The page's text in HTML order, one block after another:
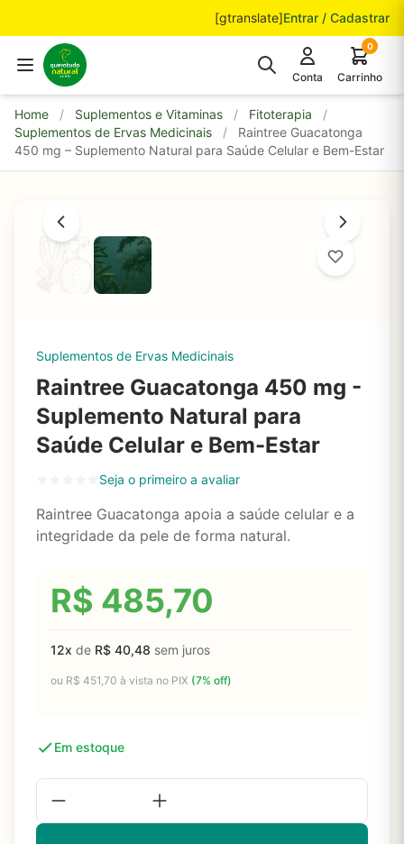
[gtranslate]Entrar / Cadastrar
Conta
0
Carrinho
Home / Suplementos e Vitaminas / Fitoterapia
/
Suplementos de Ervas Medicinais
/
Raintree Guacatonga
450 mg – Suplemento Natural para Saúde Celular e Bem-Estar
Suplementos de Ervas Medicinais
Raintree Guacatonga 450 mg -
Suplemento Natural para
Saúde Celular e Bem-Estar
Seja o primeiro a avaliar
Raintree Guacatonga apoia a saúde celular e a
integridade da pele de forma natural.
R$ 485,70
12x de R$ 40,48 sem juros
ou R$ 451,70 à vista no PIX (7% off)
Em estoque